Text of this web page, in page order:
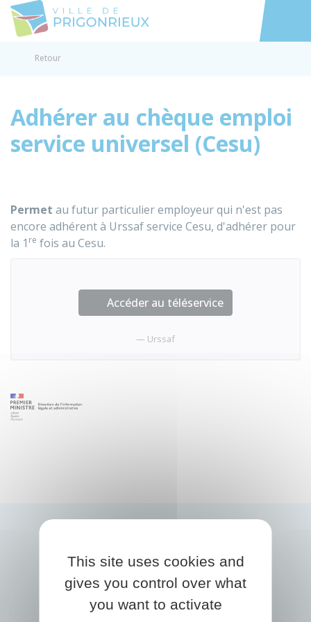
Accéder
Retour
Adhérer au chèque emploi
service universel (Cesu)
Permet au futur particulier employeur qui n'est pas
encore adhérent à Urssaf service Cesu, d'adhérer pour
la 1 re fois au Cesu.
Accéder au téléservice
Urssaf
This site uses cookies and
gives you control over what
you want to activate